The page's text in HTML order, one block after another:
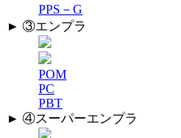
PPS－G
► ③エンプラ
POM
PC
PBT
► ④スーパーエンプラ